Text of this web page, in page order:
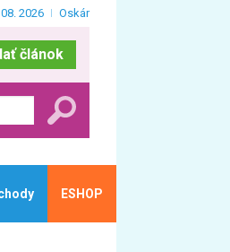
2026 Oskár
článok
ESHOP